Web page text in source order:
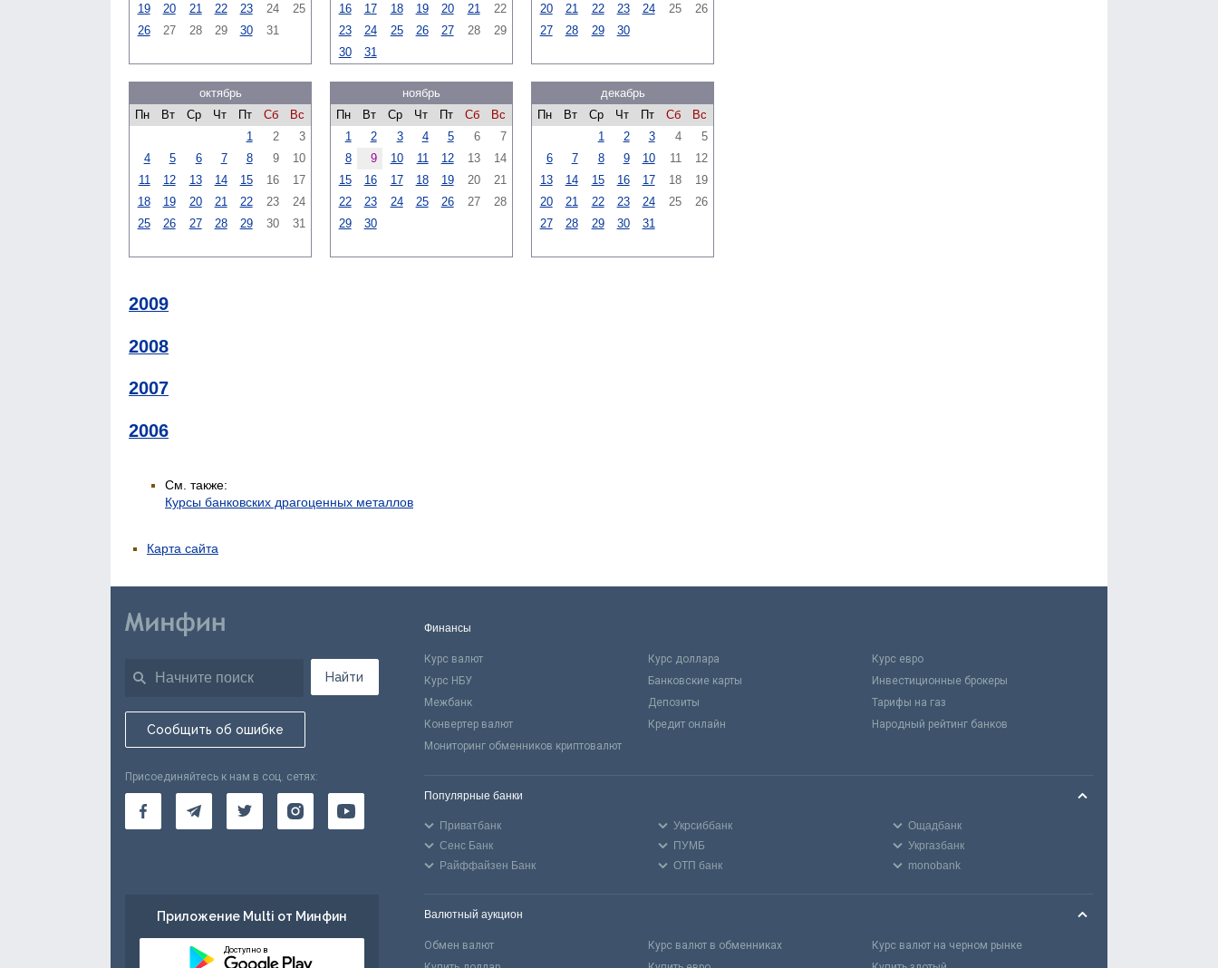
19
20 21 22 23 24
25
26
27 28 29 30 31
16
17 18 19 20 21
22
23
24 25 26 27 28
29
30
31
20
21 22 23 24 25
26
27
28 29 30
октябрь
Пн
Вт Ср Чт Пт Сб
Вс
1
2
3
4
5 6 7 8 9
10
11
12 13 14 15 16
17
18
19 20 21 22 23
24
25
26 27 28 29 30 31
ноябрь
Пн
Вт Ср Чт Пт Сб
Вс
1
2 3 4 5 6
7
8
9 10 11 12 13
14
15
16 17 18 19 20
21
22
23 24 25 26 27
28
29
30
декабрь
Пн
Вт Ср Чт Пт Сб
Вс
1
2 3 4
5
6
7 8 9 10 11
12
13
14 15 16 17 18
19
20
21 22 23 24 25
26
27
28 29 30 31
2009
2008
2007
2006
См. также:
Курсы банковских драгоценных металлов
Карта сайта
Найти
Сообщить об ошибке
Присоединяйтесь к нам в соц. сетях:
Приложение Multi от Минфин
Доступно в
Финансы
Курс валют Курс доллара
Курс евро
Курс НБУ
Банковские карты
Инвестиционные брокеры
Межбанк
Депозиты
Тарифы на газ
Конвертер валют
Кредит онлайн
Народный рейтинг банков
Мониторинг обменников криптовалют
Популярные банки
Приватбанк Укрсиббанк
Ощадбанк
Сенс Банк
ПУМБ
Укргазбанк
Райффайзен Банк
ОТП банк monobank
Валютный аукцион
Обмен валют Курс валют в обменниках
Курс валют на черном рынке